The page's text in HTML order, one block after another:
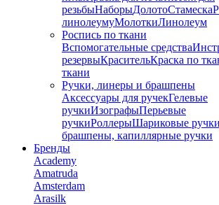
резьбыНаборыДолотоСтамеска
линолеумуМолоткиЛинолеум
Роспись по ткани
Вспомогательные средства
резервыКрасительКраска по
ткани
Ручки, линеры и брашпены
Аксессуары для ручекГелевые
ручкиИзографыПерьевые
ручкиРоллерыШариковые ручки
брашпены, капиллярные ручки
Бренды
Academy
Amatruda
Amsterdam
Arasilk